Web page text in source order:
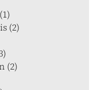
(2)
(2)